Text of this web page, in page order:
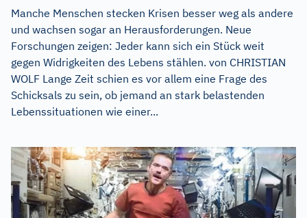
Manche Menschen stecken Krisen besser weg als andere
und wachsen sogar an Herausforderungen. Neue
Forschungen zeigen: Jeder kann sich ein Stück weit
gegen Widrigkeiten des Lebens stählen. von CHRISTIAN
WOLF Lange Zeit schien es vor allem eine Frage des
Schicksals zu sein, ob jemand an stark belastenden
Lebenssituationen wie einer...